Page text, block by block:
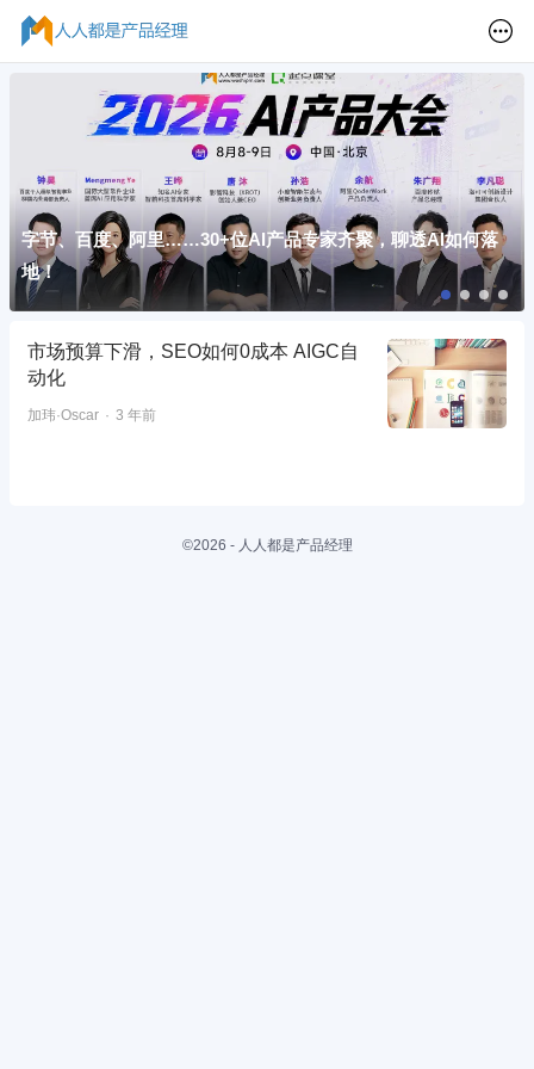
字节、百度、阿里……30+位AI产品专家齐聚，聊透AI如何落
地！
市场预算下滑，SEO如何0成本 AIGC自
动化
加玮·Oscar 3 年前
©2026 - 人人都是产品经理